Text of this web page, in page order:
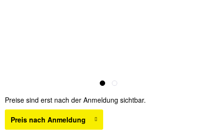
Preise sind erst nach der Anmeldung sichtbar.
Preis nach Anmeldung